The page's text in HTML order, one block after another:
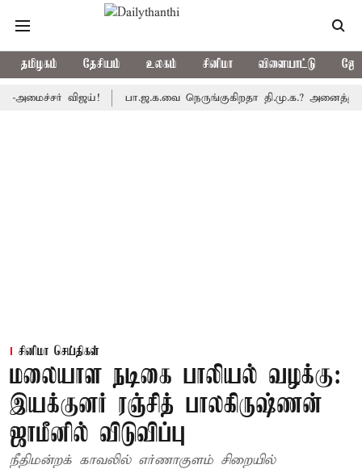
தமிழகம் தேசியம் உலகம் சினிமா விளையாட்டு
விஜய்! பா.ஜ.க.வை நெருங்குகிறதா தி.மு.க.?
சினிமா செய்திகள்
மலையாள நடிகை பாலியல் வழக்கு:
இயக்குனர் ரஞ்சித் பாலகிருஷ்ணன்
ஜாமீனில் விடுவிப்பு
நீதிமன்றக் காவலில் எர்ணாகுளம் சிறையில்